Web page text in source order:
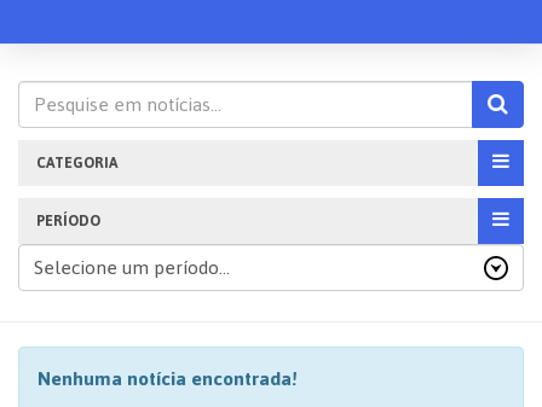
CATEGORIA
PERÍODO
Nenhuma notícia encontrada!